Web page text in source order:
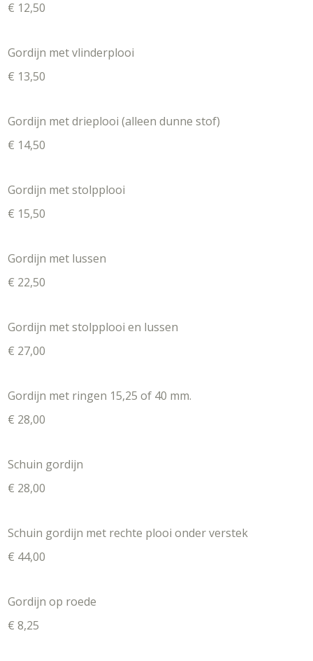
€ 12,50
Gordijn met vlinderplooi
€ 13,50
Gordijn met drieplooi (alleen dunne stof)
€ 14,50
Gordijn met stolpplooi
€ 15,50
Gordijn met lussen
€ 22,50
Gordijn met stolpplooi en lussen
€ 27,00
Gordijn met ringen 15,25 of 40 mm.
€ 28,00
Schuin gordijn
€ 28,00
Schuin gordijn met rechte plooi onder verstek
€ 44,00
Gordijn op roede
€ 8,25